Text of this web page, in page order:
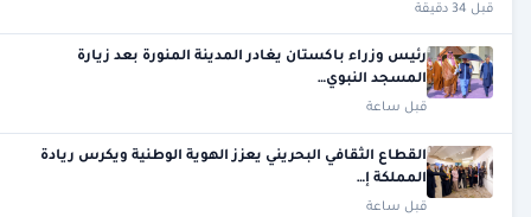
قبل 34 دقيقة
رئيس وزراء باكستان يغادر المدينة المنورة بعد زيارة
المسجد النبوي…
قبل ساعة
القطاع الثقافي البحريني يعزز الهوية الوطنية ويكرس ريادة
المملكة إ…
قبل ساعة